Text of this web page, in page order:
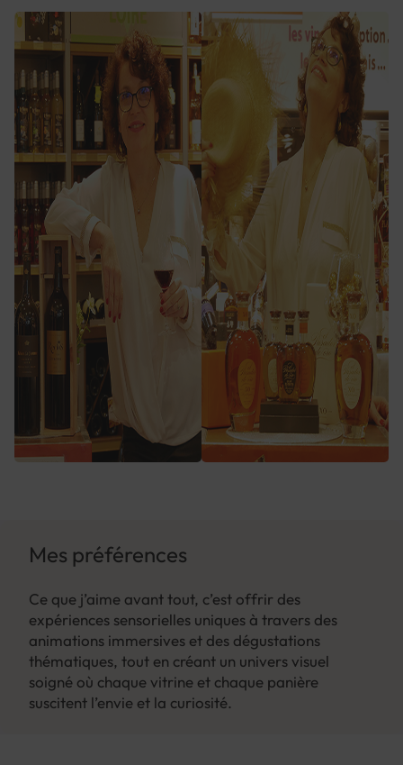
Mes préférences
Ce que j’aime avant tout, c’est offrir des
expériences sensorielles uniques à travers des
animations immersives et des dégustations
thématiques, tout en créant un univers visuel
soigné où chaque vitrine et chaque panière
suscitent l’envie et la curiosité.